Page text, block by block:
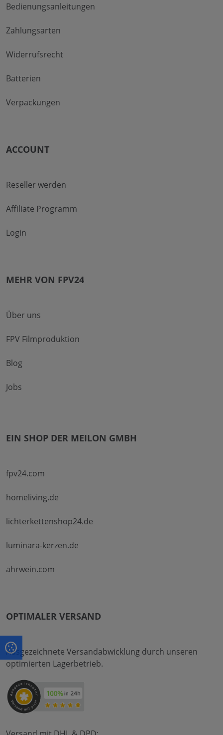
Bedienungsanleitungen
Zahlungsarten
Widerrufsrecht
Batterien
Verpackungen
ACCOUNT
Reseller werden
Affiliate Programm
Login
MEHR VON FPV24
Über uns
FPV Filmproduktion
Blog
Jobs
EIN SHOP DER MEILON GMBH
fpv24.com
homeliving.de
lichterkettenshop24.de
luminara-kerzen.de
ahrwein.com
OPTIMALER VERSAND
Ausgezeichnete Versandabwicklung durch unseren
optimierten Lagerbetrieb.